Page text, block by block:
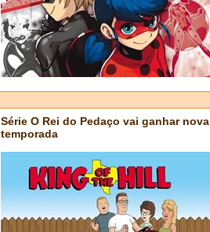
Série O Rei do Pedaço vai ganhar nova
temporada